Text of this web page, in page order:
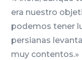
era nuestro
podemos tener
persianas
muy contentos.»